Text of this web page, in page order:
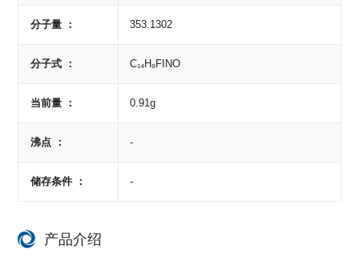
分子量 ： 353.1302
分子式 ： C₁₄H₉FINO
当前量 ： 0.91g
沸点 ： -
储存条件 ： -
产品介绍